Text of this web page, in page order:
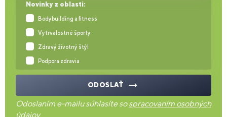
Novinky z oblasti:
Bodybuilding a fitness
Vytrvalostné športy
Zdravý životný štýl
Podpora zdravia
ODOSLAŤ
Odoslaním e-mailu súhlasíte sospracovaním osobných
údajov